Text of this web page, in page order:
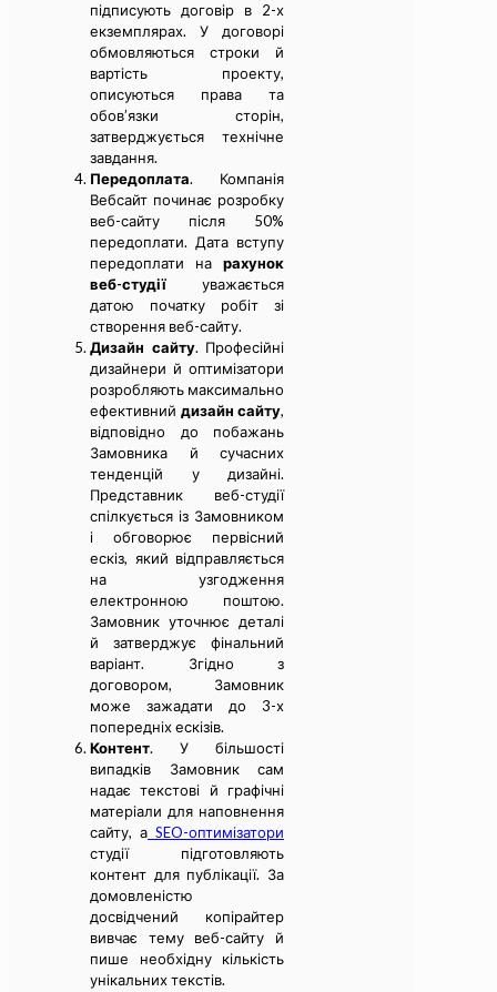
підписують договір в 2-х
екземплярах. У договорі
обмовляються строки й
вартість проекту,
описуються права та
обов’язки сторін,
затверджується технічне
завдання.
Передоплата. Компанія
Вебсайт починає розробку
веб-сайту після 50%
передоплати. Дата вступу
передоплати нарахунок
веб-студії уважається
датою початку робіт зі
створення веб-сайту.
Дизайн сайту. Професійні
дизайнери й оптимізатори
розробляють максимально
ефективний дизайн сайту,
відповідно до побажань
Замовника й сучасних
тенденцій у дизайні.
Представник веб-студії
спілкується із Замовником
і обговорює первісний
ескіз, який відправляється
на узгодження
електронною поштою.
Замовник уточнює деталі
й затверджує фінальний
варіант. Згідно з
договором, Замовник
може зажадати до 3-х
попередніх ескізів.
Контент. У більшості
випадків Замовник сам
надає текстові й графічні
матеріали для наповнення
сайту, а SEO-оптимізатори
студії підготовляють
контент для публікації. За
домовленістю
досвідчений копірайтер
вивчає тему веб-сайту й
пише необхідну кількість
унікальних текстів.